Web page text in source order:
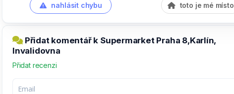
nahlásit chybu toto je mé místo
Přidat komentář k Supermarket Praha 8,Karlín,
Invalidovna
Přidat recenzi